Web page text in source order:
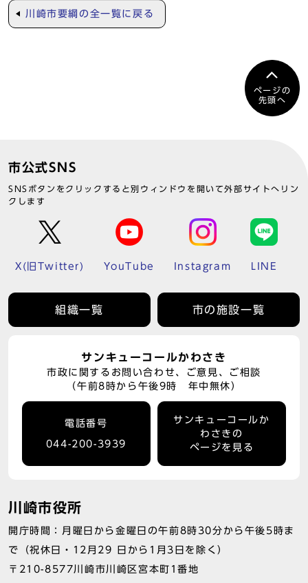
川崎市要綱の全一覧に戻る
ページの
先頭へ
市公式SNS
SNSボタンをクリックすると別ウィンドウを開いて外部サイトへリン
クします
X(旧Twitter) YouTube Instagram LINE
組織一覧 市の施設一覧
サンキューコールかわさき
市政に関するお問い合わせ、ご意見、ご相談
（午前8時から午後9時 年中無休）
電話番号
044-200-3939
サンキューコールか
わさきの
ページを見る
川崎市役所
開庁時間：月曜日から金曜日の午前8時30分から午後5時ま
で（祝休日・12月29 日から1月3日を除く）
〒210-8577川崎市川崎区宮本町1番地